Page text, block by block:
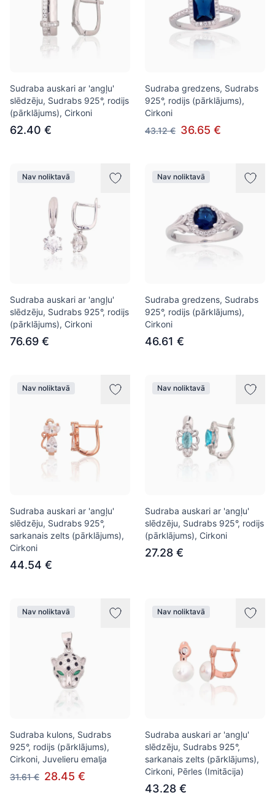
Sudraba auskari ar 'angļu'
slēdzēju, Sudrabs 925°, rodijs
(pārklājums), Cirkoni
62.40 €
Sudraba gredzens, Sudrabs
925°, rodijs (pārklājums),
Cirkoni
43.12 € 36.65 €
Nav noliktavā
Sudraba auskari ar 'angļu'
slēdzēju, Sudrabs 925°, rodijs
(pārklājums), Cirkoni
76.69 €
Nav noliktavā
Sudraba gredzens, Sudrabs
925°, rodijs (pārklājums),
Cirkoni
46.61 €
Nav noliktavā
Sudraba auskari ar 'angļu'
slēdzēju, Sudrabs 925°,
sarkanais zelts (pārklājums),
Cirkoni
44.54 €
Nav noliktavā
Sudraba auskari ar 'angļu'
slēdzēju, Sudrabs 925°, rodijs
(pārklājums), Cirkoni
27.28 €
Nav noliktavā
Sudraba kulons, Sudrabs
925°, rodijs (pārklājums),
Cirkoni, Juvelieru emalja
31.61 € 28.45 €
Nav noliktavā
Sudraba auskari ar 'angļu'
slēdzēju, Sudrabs 925°,
sarkanais zelts (pārklājums),
Cirkoni, Pērles (Imitācija)
43.28 €